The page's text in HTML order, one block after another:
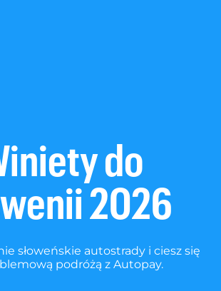
do
2026
słoweńskie autostrady i ciesz się
podróżą z Autopay.